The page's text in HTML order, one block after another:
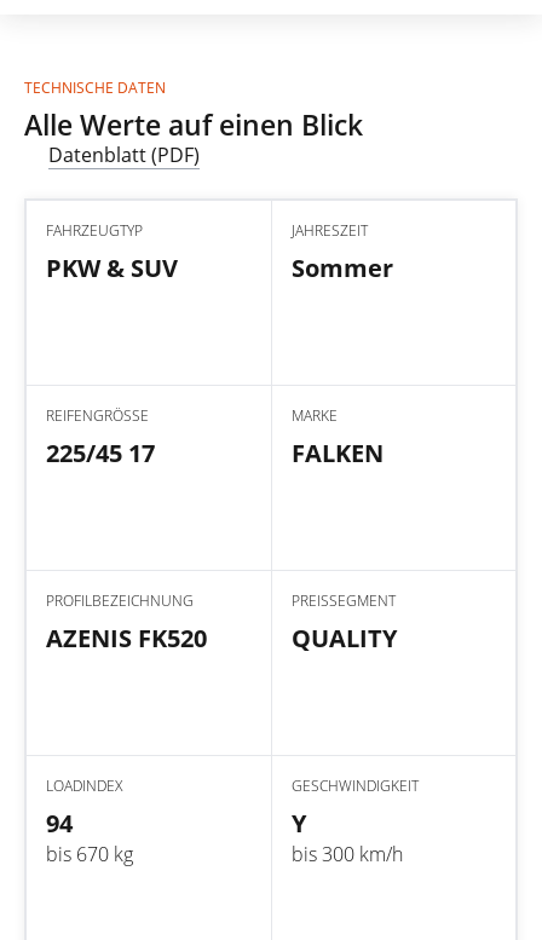
TECHNISCHE DATEN
Alle Werte auf einen Blick
Datenblatt (PDF)
FAHRZEUGTYP
PKW & SUV
JAHRESZEIT
Sommer
REIFENGRÖSSE
225/45 17
MARKE
FALKEN
PROFILBEZEICHNUNG
AZENIS FK520
PREISSEGMENT
QUALITY
LOADINDEX
94
bis 670 kg
GESCHWINDIGKEIT
Y
bis 300 km/h